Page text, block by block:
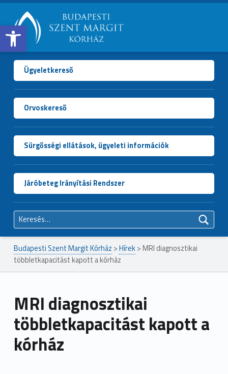
Open toolbar
BUDAPESTI
SZENT
MARGIT
KÓRHÁZ
Ügyeletkereső
Orvoskereső
Sürgősségi ellátások, ügyeleti információk
Járóbeteg Irányítási Rendszer
Keresés:
Budapesti Szent Margit Kórház >Hírek> MRI diagnosztikai
többletkapacitást kapott a kórház
MRI diagnosztikai
többletkapacitást kapott a
kórház